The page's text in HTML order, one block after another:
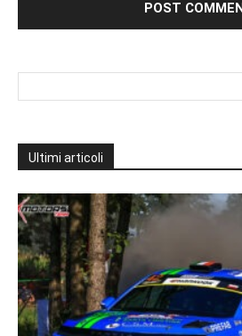
Ultimi articoli